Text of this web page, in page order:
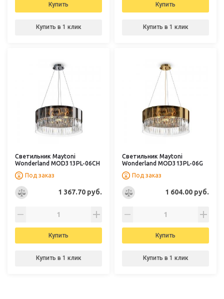
Купить
Купить в 1 клик
Купить
Купить в 1 клик
Светильник Maytoni
Wonderland MOD313PL-06CH
Под заказ
1 367.70 руб.
Купить
Купить в 1 клик
Светильник Maytoni
Wonderland MOD313PL-06G
Под заказ
1 604.00 руб.
Купить
Купить в 1 клик